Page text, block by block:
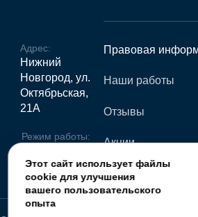
Адрес:
Нижний
Новгород, ул.
Октябрьская,
21А
Режим работы:
21.00, сб-вс
10.00-20.00
Правовая
Наши работы
Отзывы
Акции
Статьи
Этот сайт использует файлы
cookie для улучшения
вашего пользовательского
опыта